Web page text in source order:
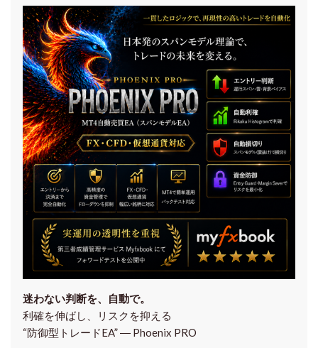
迷わない判断を、自動で。
利確を伸ばし、リスクを抑える
“防御型トレードEA” ― Phoenix PRO